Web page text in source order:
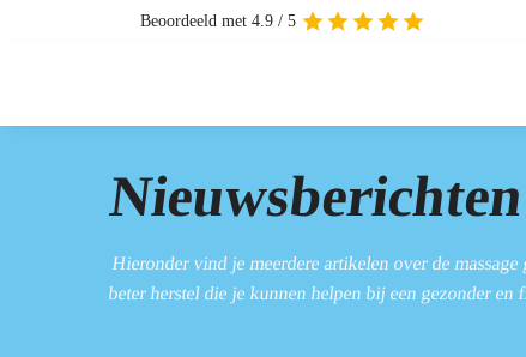
Beoordeeld met 4.9 / 5
Nieuwsberichten
Hieronder vind je meerdere artikelen over de
beter herstel die je kunnen helpen bij een gezonder